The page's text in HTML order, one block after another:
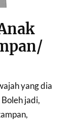
yang dia
jadi,